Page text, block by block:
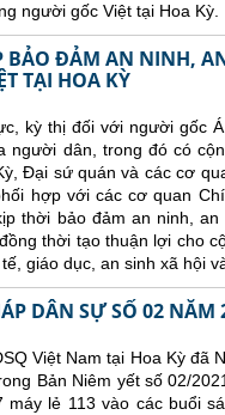
người gốc Việt tại Hoa Kỳ.
BẢO ĐẢM AN NINH,
TẠI HOA KỲ
kỳ thị đối với người gốc
người dân, trong đó có
Đại sứ quán và các cơ
hợpvới cáccơ quan
thời bảo đảm an ninh,
thời tạo thuận lợi cho
giáo dục, an sinh xã hội
DÂN SỰ SỐ 02 NĂM
Việt Nam tại Hoa Kỳ đã
Bản Niêm yết số 02/
máy lẻ 113 vào các buổi